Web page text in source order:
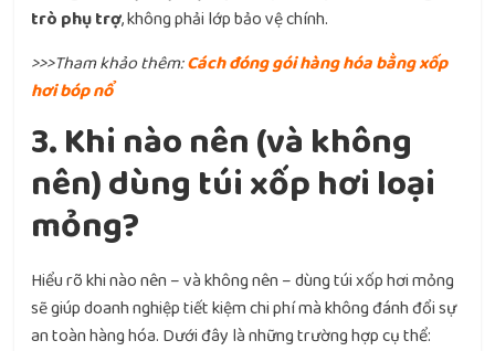
trò phụ trợ, không phải lớp bảo vệ chính.
>>>Tham khảo thêm:Cách đóng gói hàng hóa bằng xốp
hơi bóp nổ
3. Khi nào nên (và không
nên) dùng túi xốp hơi loại
mỏng?
Hiểu rõ khi nào nên – và không nên – dùng túi xốp hơi mỏng
sẽ giúp doanh nghiệp tiết kiệm chi phí mà không đánh đổi sự
an toàn hàng hóa. Dưới đây là những trường hợp cụ thể: